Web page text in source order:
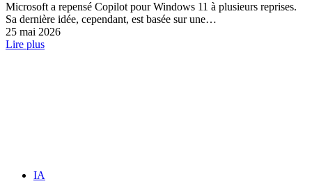
Microsoft a repensé Copilot pour Windows 11 à plusieurs reprises.
Sa dernière idée, cependant, est basée sur une…
25 mai 2026
Lire plus
IA